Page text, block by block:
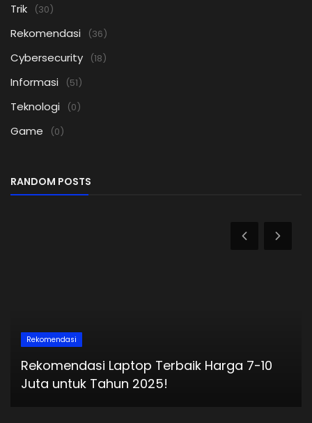
Trik (30)
Rekomendasi (36)
Cybersecurity (18)
Informasi (51)
Teknologi (0)
Game (0)
RANDOM POSTS
Rekomendasi
Rekomendasi Laptop Terbaik Harga 7-10
Juta untuk Tahun 2025!